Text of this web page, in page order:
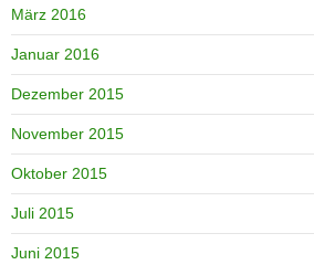
März 2016
Januar 2016
Dezember 2015
November 2015
Oktober 2015
Juli 2015
Juni 2015